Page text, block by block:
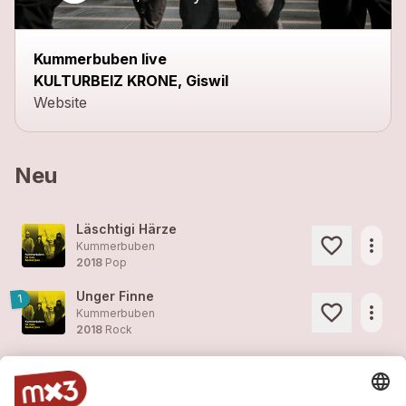
Kummerbuben live
KULTURBEIZ KRONE, Giswil
Website
Neu
Läschtigi Härze
Kummerbuben
2018 Pop
more_horiz
1 Unger Finne
Kummerbuben
2018 Rock
more_horiz
Kummerbuben
2017
more_horiz